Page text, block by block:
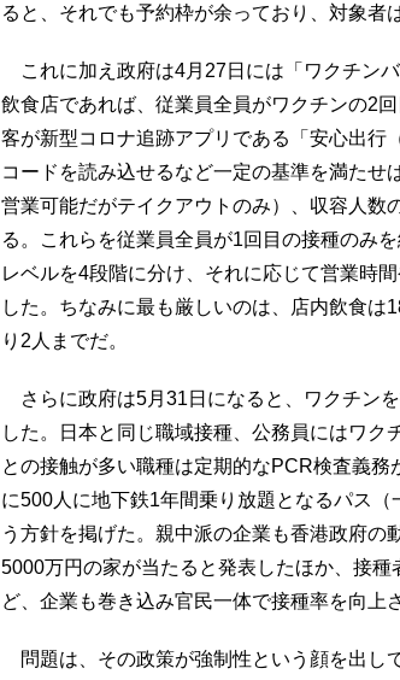
ると、それでも予約枠が余っており、対象者
これに加え政府は4月27日には「ワクチン
飲食店であれば、従業員全員がワクチンの2
客が新型コロナ追跡アプリである「安心出行
コードを読み込せるなど一定の基準を満たせ
営業可能だがテイクアウトのみ）、収容人数
る。これらを従業員全員が1回目の接種のみ
レベルを4段階に分け、それに応じて営業時
した。ちなみに最も厳しいのは、店内飲食
り2人までだ。
さらに政府は5月31日になると、ワクチン
した。日本と同じ職域接種、公務員にはワク
との接触が多い職種は定期的なPCR検査義
に500人に地下鉄1年間乗り放題となるパス
う方針を掲げた。親中派の企業も香港政府
5000万円の家が当たると発表したほか、接
ど、企業も巻き込み官民一体で接種率を向上
問題は、その政策が強制性という顔を出し